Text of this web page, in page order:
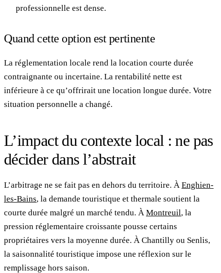
professionnelle est dense.
Quand cette option est pertinente
La réglementation locale rend la location courte durée
contraignante ou incertaine. La rentabilité nette est
inférieure à ce qu’offrirait une location longue durée. Votre
situation personnelle a changé.
L’impact du contexte local : ne pas
décider dans l’abstrait
L’arbitrage ne se fait pas en dehors du territoire. À Enghien-
les-Bains, la demande touristique et thermale soutient la
courte durée malgré un marché tendu. À Montreuil, la
pression réglementaire croissante pousse certains
propriétaires vers la moyenne durée. À Chantilly ou Senlis,
la saisonnalité touristique impose une réflexion sur le
remplissage hors saison.